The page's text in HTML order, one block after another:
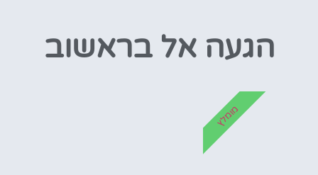
הגעה אל בראשוב
מומלץ